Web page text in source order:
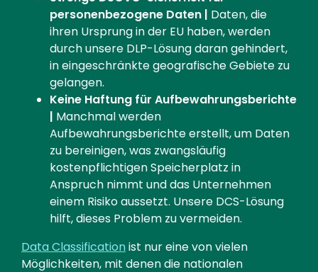
personenbezogene Daten | Daten, die
ihren Ursprung in der EU haben, werden
durch unsere DLP-Lösung daran gehindert,
in eingeschränkte geografische Gebiete zu
gelangen.
Keine Haftung für Aufbewahrungsberichte
| Manchmal werden
Aufbewahrungsberichte erstellt, um Daten
zu bereinigen, was zwangsläufig
kostenpflichtigen Speicherplatz in
Anspruch nimmt und das Unternehmen
einem Risiko aussetzt. Unsere DCS-Lösung
hilft, dieses Problem zu vermeiden.
Data Classification ist nur eine von vielen
Möglichkeiten, mit denen die nationalen